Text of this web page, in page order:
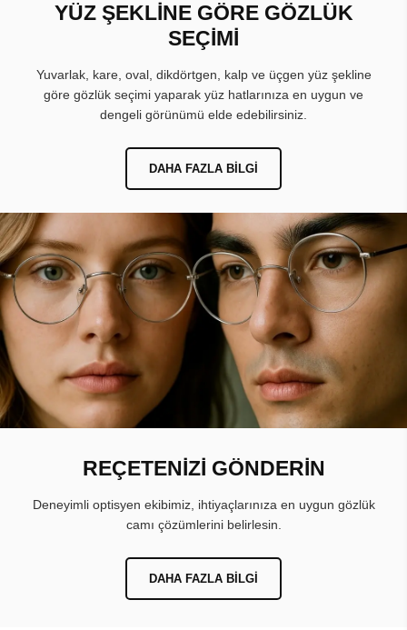
YÜZ ŞEKLİNE GÖRE GÖZLÜK
SEÇİMİ
Yuvarlak, kare, oval, dikdörtgen, kalp ve üçgen yüz şekline
göre gözlük seçimi yaparak yüz hatlarınıza en uygun ve
dengeli görünümü elde edebilirsiniz.
DAHA FAZLA BILGI
REÇETENİZİ GÖNDERİN
Deneyimli optisyen ekibimiz, ihtiyaçlarınıza en uygun gözlük
camı çözümlerini belirlesin.
DAHA FAZLA BILGI